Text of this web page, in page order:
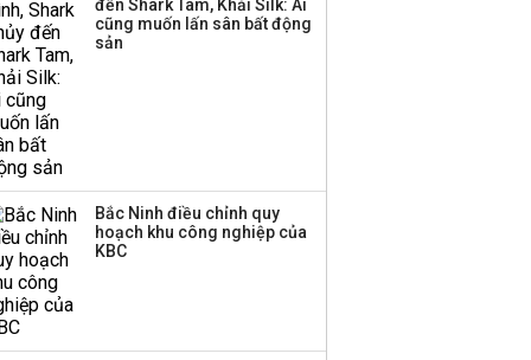
‘phất lên’ trong tháng 8,
nhóm ngành nào có
đến Shark Tam, Khải Silk: Ai
cũng muốn lấn sân bất động
sản
Bắc Ninh điều chỉnh quy
hoạch khu công nghiệp của
KBC